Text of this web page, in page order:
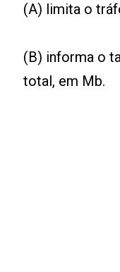
(A) limita o
(B) informa o
total, em Mb.